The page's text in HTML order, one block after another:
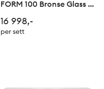
FORM 100 Bronse Glass -
16 998,-
per sett